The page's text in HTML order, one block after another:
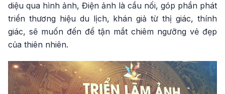
diệu qua hình ảnh, Điện ảnh là cầu nối, góp phần phát
triển thương hiệu du lịch, khán giả từ thị giác, thính
giác, sẽ muốn đến để tận mắt chiêm ngưỡng vẻ đẹp
của thiên nhiên.